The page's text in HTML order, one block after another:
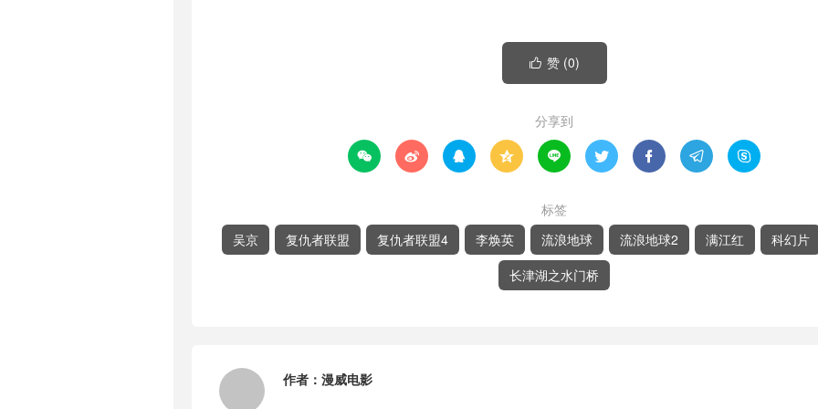
 赞 (0)
分享到
        
标签
吴京
复仇者联盟 复仇者联盟4 李焕英 流浪地球 流浪地球2 满江红
科幻片
长津湖之水门桥
作者： 漫威电影